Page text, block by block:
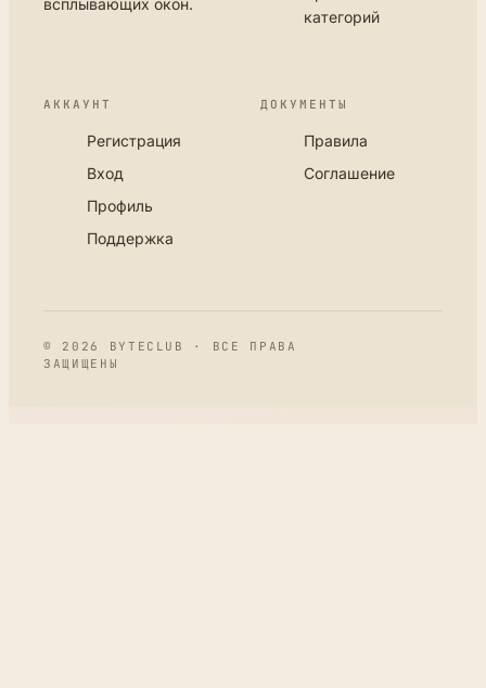
всплывающих окон.
категорий
АККАУНТ
Регистрация
Вход
Профиль
Поддержка
ДОКУМЕНТЫ
Правила
Соглашение
© 2026 BYTECLUB · ВСЕ ПРАВА
ЗАЩИЩЕНЫ